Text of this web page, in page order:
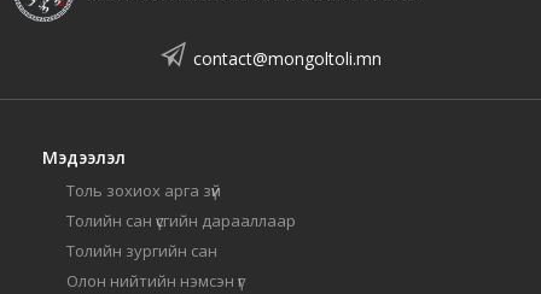
contact@mongoltoli.mn
Мэдээлэл
Толь зохиох арга зүй
Толийн сан үсгийн дарааллаар
Толийн зургийн сан
Олон нийтийн нэмсэн үг